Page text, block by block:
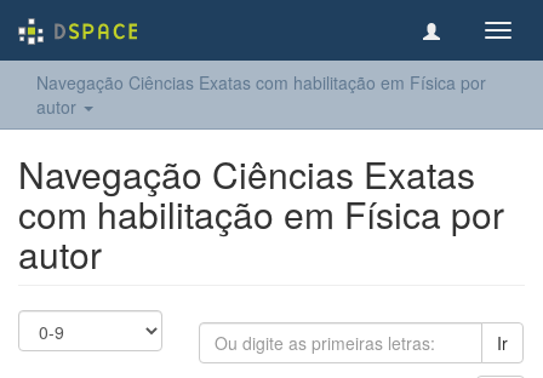
Navegação Ciências Exatas com habilitação em Física por
autor
Navegação Ciências Exatas
com habilitação em Física por
autor
Ir